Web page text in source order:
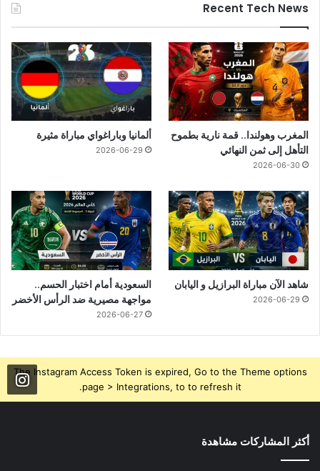
Recent Tech News
المغرب وهولندا.. قمة نارية بطموح
التأهل إلى ثمن النهائي
2026-06-30
ألمانيا وباراغواي مباراة مثيرة
2026-06-29
شاهد الآن مباراة البرازيل و اليابان
2026-06-29
السعودية أمام اختبار الحسم..
مواجهة مصيرية ضد الرأس الأخضر
2026-06-27
The Instagram Access Token is expired, Go to the Theme options
page > Integrations, to to refresh it.
أكثر المشاركات مشاهدة